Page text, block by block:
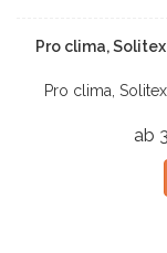
Pro clima,
Pro clima,
ab